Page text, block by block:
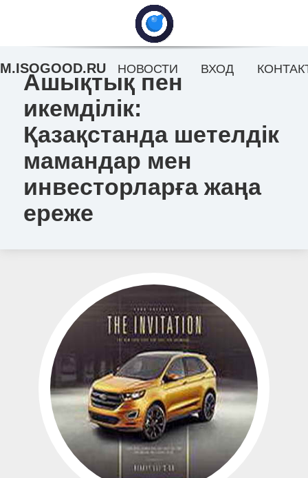
Ашықтық пен
икемділік:
Қазақстанда шетелдік
мамандар мен
инвесторларға жаңа
ереже
M.ISOGOOD.RU НОВОСТИ ВХОД